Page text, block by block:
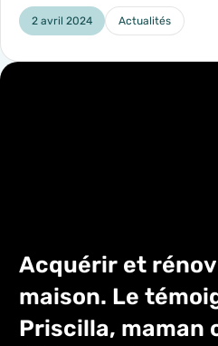
2 avril 2024 Catégorie :
Actualités
Acquérir et
maison. Le
Priscilla, maman